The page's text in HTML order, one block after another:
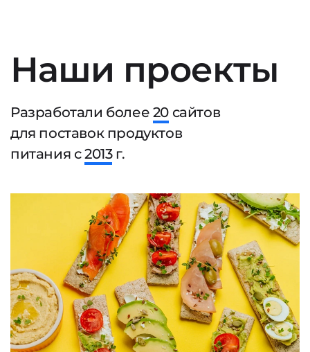
Наши проекты
Разработали более 20 сайтов
для поставок продуктов
питания с2013г.